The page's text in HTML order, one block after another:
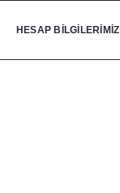
HESAP BİLGİLERİMİZ